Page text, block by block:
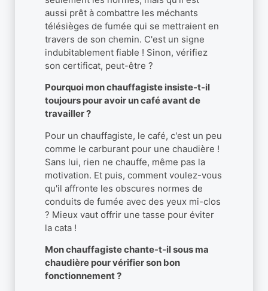
aussi prêt à combattre les méchants
télésièges de fumée qui se mettraient en
travers de son chemin. C'est un signe
indubitablement fiable ! Sinon, vérifiez
son certificat, peut-être ?
Pourquoi mon chauffagiste insiste-t-il
toujours pour avoir un café avant de
travailler ?
Pour un chauffagiste, le café, c'est un peu
comme le carburant pour une chaudière !
Sans lui, rien ne chauffe, même pas la
motivation. Et puis, comment voulez-vous
qu'il affronte les obscures normes de
conduits de fumée avec des yeux mi-clos
? Mieux vaut offrir une tasse pour éviter
la cata !
Mon chauffagiste chante-t-il sous ma
chaudière pour vérifier son bon
fonctionnement ?